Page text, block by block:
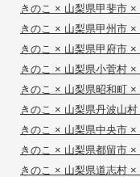
きのこ × 山梨県甲斐市
きのこ × 山梨県甲州市
きのこ × 山梨県甲府市
きのこ × 山梨県小菅村
きのこ × 山梨県昭和町
きのこ × 山梨県丹波山
きのこ × 山梨県中央市
きのこ × 山梨県都留市
きのこ × 山梨県道志村